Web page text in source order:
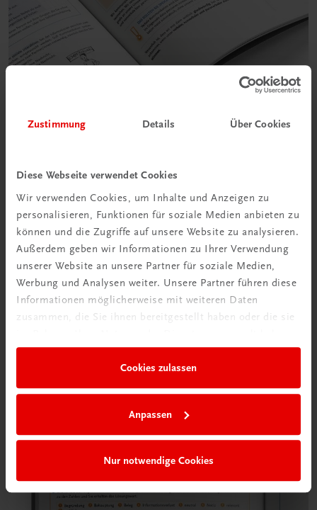
Zustimmung Details Über Cookies
Diese Webseite verwendet Cookies
Wir verwenden Cookies, um Inhalte und Anzeigen zu
personalisieren, Funktionen für soziale Medien anbieten zu
können und die Zugriffe auf unsere Website zu analysieren.
Außerdem geben wir Informationen zu Ihrer Verwendung
unserer Website an unsere Partner für soziale Medien,
Werbung und Analysen weiter. Unsere Partner führen diese
Informationen möglicherweise mit weiteren Daten
zusammen, die Sie ihnen bereitgestellt haben oder die sie
Cookies zulassen
Anpassen
Nur notwendige Cookies